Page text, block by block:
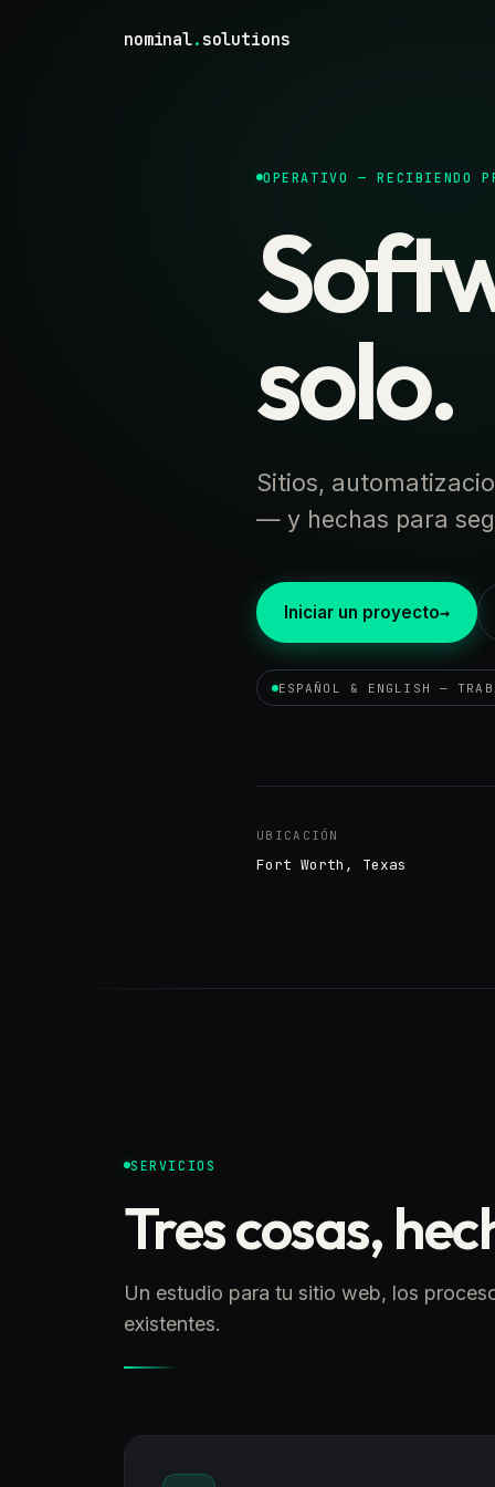
nominal.solutions
OPERATIVO — RECIBIENDO
solo.
Sitios,
— y hechas para
Iniciar un proyecto
ESPAÑOL & ENGLISH —
UBICACIÓN
Fort Worth, Texas
SERVICIOS
Tres cosas,
Un estudio para tu sitio web, los
existentes.